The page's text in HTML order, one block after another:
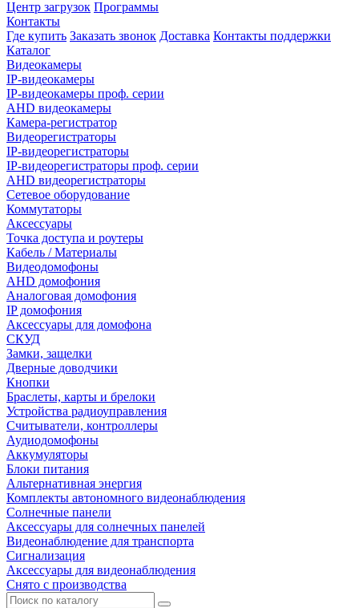
Центр загрузок Программы
Контакты
Где купить Заказать звонок Доставка Контакты поддержки
Каталог
Видеокамеры
IP-видеокамеры
IP-видеокамеры проф. серии
AHD видеокамеры
Камера-регистратор
Видеорегистраторы
IP-видеорегистраторы
IP-видеорегистраторы проф. серии
AHD видеорегистраторы
Сетевое оборудование
Коммутаторы
Аксессуары
Точка доступа и роутеры
Кабель / Материалы
Видеодомофоны
AHD домофония
Аналоговая домофония
IP домофония
Аксессуары для домофона
СКУД
Замки, защелки
Дверные доводчики
Кнопки
Браслеты, карты и брелоки
Устройства радиоуправления
Считыватели, контроллеры
Аудиодомофоны
Аккумуляторы
Блоки питания
Альтернативная энергия
Комплекты автономного видеонаблюдения
Солнечные панели
Аксессуары для солнечных панелей
Видеонаблюдение для транспорта
Сигнализация
Аксессуары для видеонаблюдения
Снято с производства